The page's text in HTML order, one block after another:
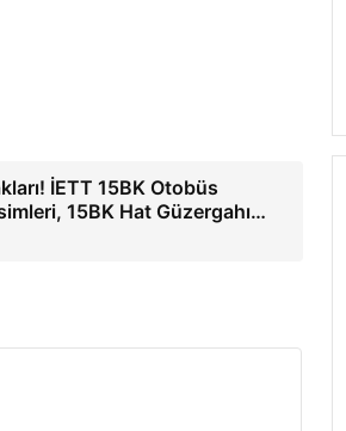
İETT 15BK Otobüs
15BK Hat Güzergahı…